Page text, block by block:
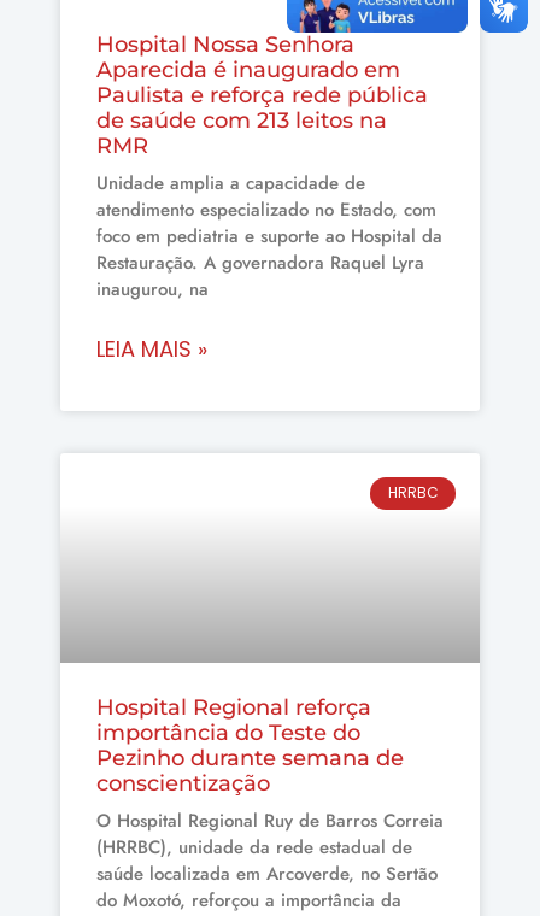
Hospital Nossa Senhora
Aparecida é inaugurado em
Paulista e reforça rede pública
de saúde com 213 leitos na
RMR
Unidade amplia a capacidade de
atendimento especializado no Estado, com
foco em pediatria e suporte ao Hospital da
Restauração. A governadora Raquel Lyra
inaugurou, na
LEIA MAIS »
HRRBC
Hospital Regional reforça
importância do Teste do
Pezinho durante semana de
conscientização
O Hospital Regional Ruy de Barros Correia
(HRRBC), unidade da rede estadual de
saúde localizada em Arcoverde, no Sertão
do Moxotó, reforçou a importância da